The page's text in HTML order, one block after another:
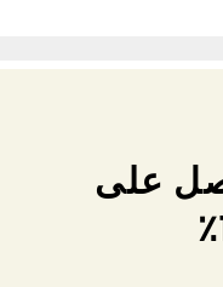
على